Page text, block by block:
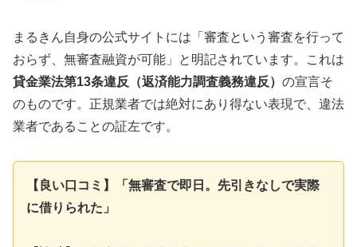
まるきん自身の公式サイトには「審査という審査を行って
おらず、無審査融資が可能」と明記されています。これは
貸金業法第13条違反（返済能力調査義務違反） の宣言そ
のものです。正規業者では絶対にあり得ない表現で、違法
業者であることの証左です。
【良い口コミ】「無審査で即日。先引きなしで実際
に借りられた」